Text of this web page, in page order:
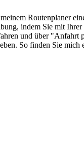
Routenplaner
indem Sie mit Ihrer
und über "Anfahrt
So finden Sie mich